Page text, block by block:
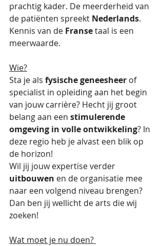
prachtig kader. De meerderheid van
de patiënten spreekt Nederlands.
Kennis van de Franse taal is een
meerwaarde.
Wie?
Sta je als fysische geneesheer of
specialist in opleiding aan het begin
van jouw carrière? Hecht jij groot
belang aan een stimulerende
omgeving in volle ontwikkeling? In
deze regio heb je alvast een blik op
de horizon!
Wil jij jouw expertise verder
uitbouwen en de organisatie mee
naar een volgend niveau brengen?
Dan ben jij wellicht de arts die wij
zoeken!
Wat moet je nu doen?